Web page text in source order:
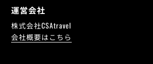
運営会社
株式会社CSAtravel
会社概要はこちら